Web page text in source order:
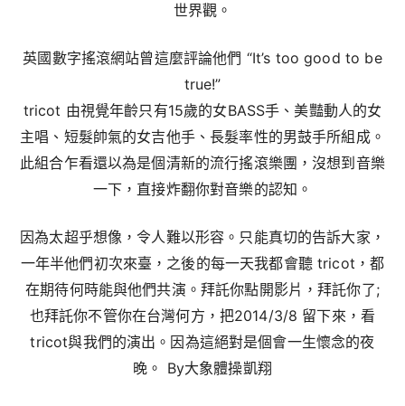
世界觀。
英國數字搖滾網站曾這麼評論他們 “It’s too good to be
true!”
tricot 由視覺年齡只有15歲的女BASS手、美豔動人的女
主唱、短髮帥氣的女吉他手、長髮率性的男鼓手所組成。
此組合乍看還以為是個清新的流行搖滾樂團，沒想到音樂
一下，直接炸翻你對音樂的認知。
因為太超乎想像，令人難以形容。只能真切的告訴大家，
一年半他們初次來臺，之後的每一天我都會聽 tricot，都
在期待何時能與他們共演。拜託你點開影片，拜託你了;
也拜託你不管你在台灣何方，把2014/3/8 留下來，看
tricot與我們的演出。因為這絕對是個會一生懷念的夜
晚。 By大象體操凱翔